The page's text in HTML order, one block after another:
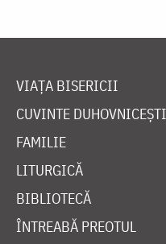
VIAȚA BISERICII
CUVINTE DUHOVNICEȘTI
FAMILIE
LITURGICĂ
BIBLIOTECĂ
ÎNTREABĂ PREOTUL